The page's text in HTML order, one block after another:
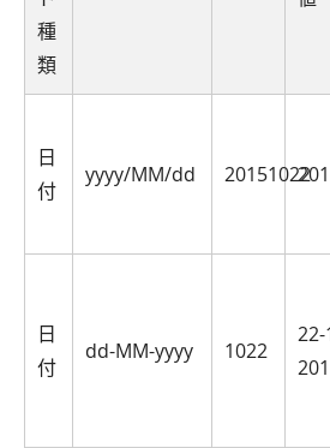
種
類
日
付
yyyy/MM/dd 20151022
日
付
dd-MM-yyyy 1022
22-